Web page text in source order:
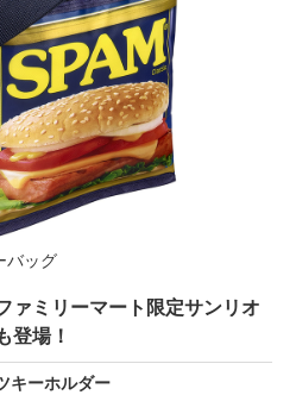
バッグ
ァミリーマート限定サンリオ
登場！
キーホルダー